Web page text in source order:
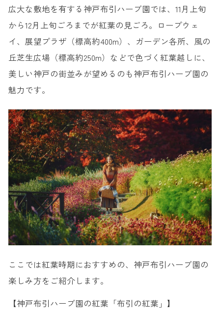
広大な敷地を有する神戸布引ハーブ園では、11月上旬
から12月上旬ごろまでが紅葉の見ごろ。ロープウェ
イ、展望プラザ（標高約400m）、ガーデン各所、風の
丘芝生広場（標高約250m）などで色づく紅葉越しに、
美しい神戸の街並みが望めるのも神戸布引ハーブ園の
魅力です。
ここでは紅葉時期におすすめの、神戸布引ハーブ園の
楽しみ方をご紹介します。
【神戸布引ハーブ園の紅葉「布引の紅葉」】